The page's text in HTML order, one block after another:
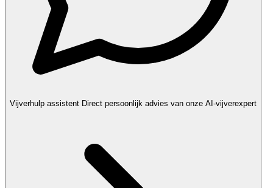
Vijverhulp assistent Direct persoonlijk advies van onze AI-vijverexpert